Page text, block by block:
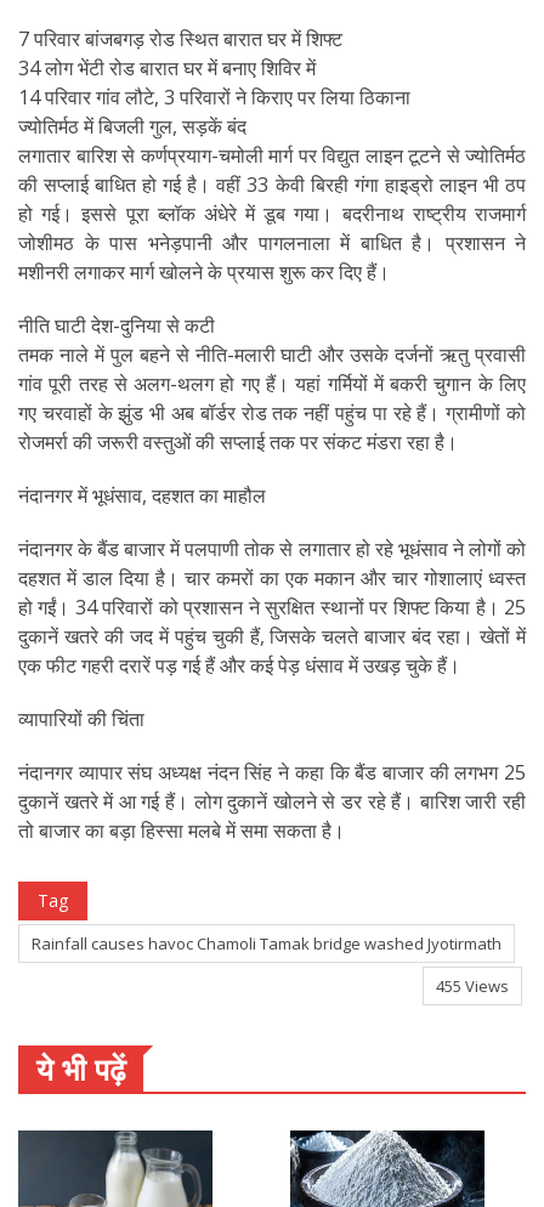
7 परिवार बांजबगड़ रोड स्थित बारात घर में शिफ्ट
34 लोग भेंटी रोड बारात घर में बनाए शिविर में
14 परिवार गांव लौटे, 3 परिवारों ने किराए पर लिया ठिकाना
ज्योतिर्मठ में बिजली गुल, सड़कें बंद
लगातार बारिश से कर्णप्रयाग-चमोली मार्ग पर विद्युत लाइन टूटने से ज्योतिर्मठ
की सप्लाई बाधित हो गई है। वहीं 33 केवी बिरही गंगा हाइड्रो लाइन भी ठप
हो गई। इससे पूरा ब्लॉक अंधेरे में डूब गया। बदरीनाथ राष्ट्रीय राजमार्ग
जोशीमठ के पास भनेड़पानी और पागलनाला में बाधित है। प्रशासन ने
मशीनरी लगाकर मार्ग खोलने के प्रयास शुरू कर दिए हैं।
नीति घाटी देश-दुनिया से कटी
तमक नाले में पुल बहने से नीति-मलारी घाटी और उसके दर्जनों ऋतु प्रवासी
गांव पूरी तरह से अलग-थलग हो गए हैं। यहां गर्मियों में बकरी चुगान के लिए
गए चरवाहों के झुंड भी अब बॉर्डर रोड तक नहीं पहुंच पा रहे हैं। ग्रामीणों को
रोजमर्रा की जरूरी वस्तुओं की सप्लाई तक पर संकट मंडरा रहा है।
नंदानगर में भूधंसाव, दहशत का माहौल
नंदानगर के बैंड बाजार में पलपाणी तोक से लगातार हो रहे भूधंसाव ने लोगों को
दहशत में डाल दिया है। चार कमरों का एक मकान और चार गोशालाएं ध्वस्त
हो गईं। 34 परिवारों को प्रशासन ने सुरक्षित स्थानों पर शिफ्ट किया है। 25
दुकानें खतरे की जद में पहुंच चुकी हैं, जिसके चलते बाजार बंद रहा। खेतों में
एक फीट गहरी दरारें पड़ गई हैं और कई पेड़ धंसाव में उखड़ चुके हैं।
व्यापारियों की चिंता
नंदानगर व्यापार संघ अध्यक्ष नंदन सिंह ने कहा कि बैंड बाजार की लगभग 25
दुकानें खतरे में आ गई हैं। लोग दुकानें खोलने से डर रहे हैं। बारिश जारी रही
तो बाजार का बड़ा हिस्सा मलबे में समा सकता है।
Tag
Rainfall causes havoc Chamoli Tamak bridge washed Jyotirmath
455 Views
ये भी पढ़ें